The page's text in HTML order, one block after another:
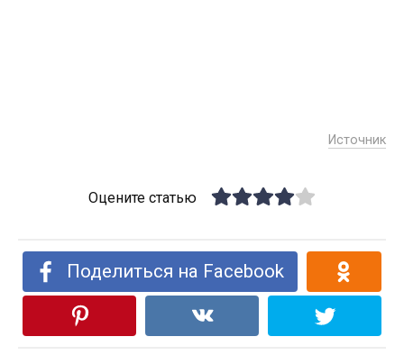
Источник
Оцените статью
Поделиться на Facebook